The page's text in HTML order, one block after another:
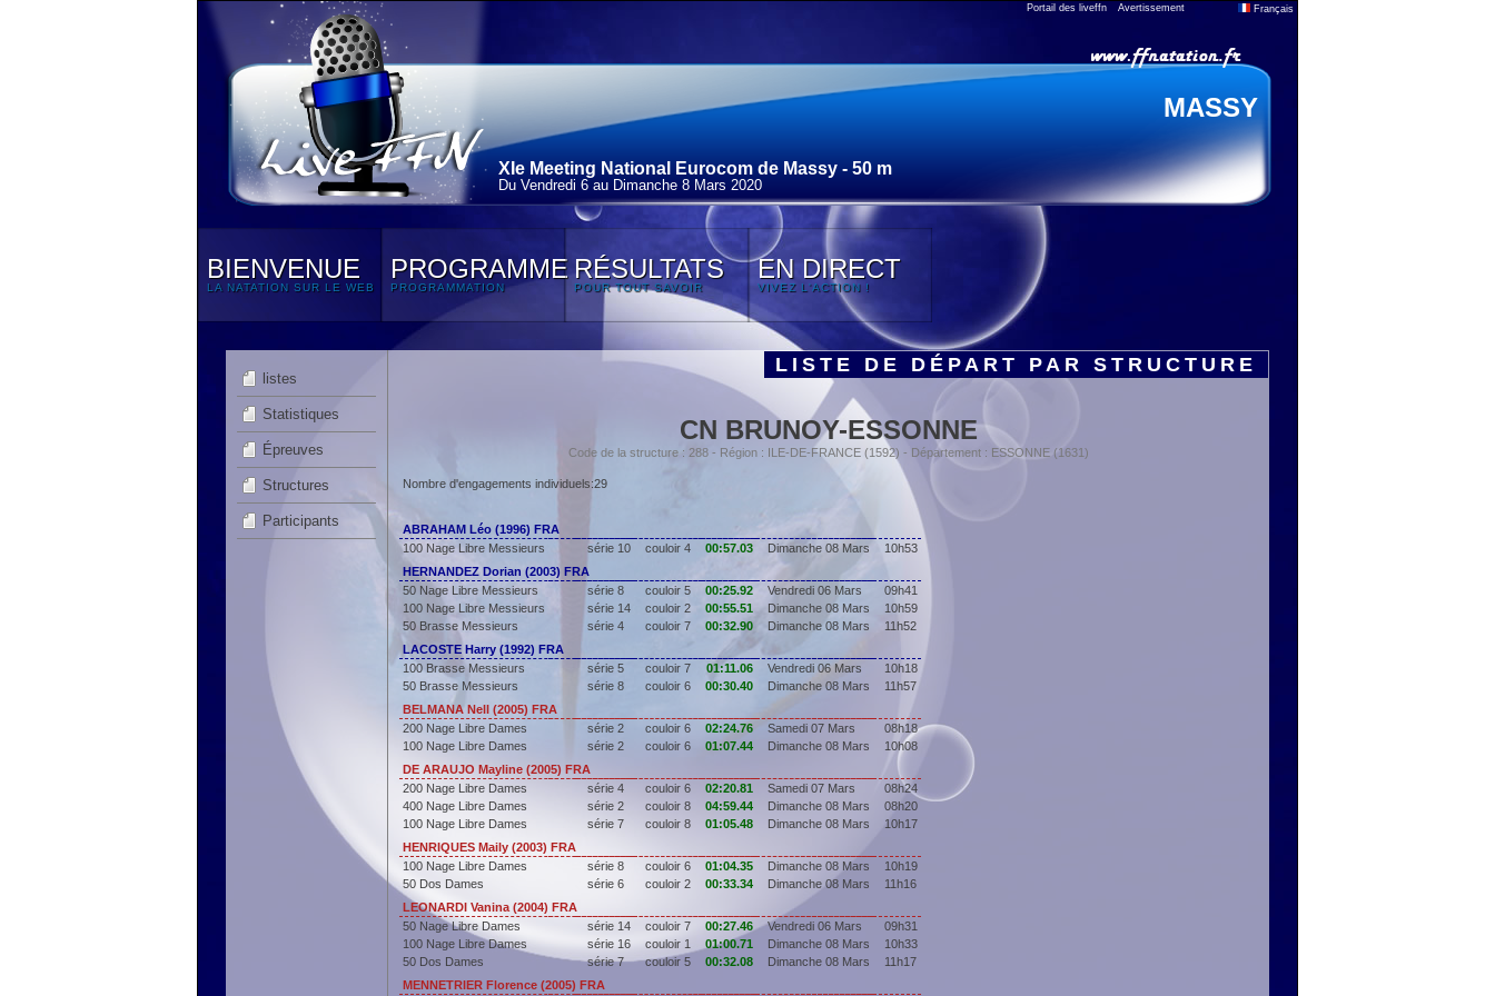
Portail des liveffn Avertissement Français
MASSY
XIe Meeting National Eurocom de Massy - 50 m
Du Vendredi 6 au Dimanche 8 Mars 2020
BIENVENUE
LA NATATION SUR LE WEB
PROGRAMME
PROGRAMMATION
RÉSULTATS
POUR TOUT SAVOIR
EN DIRECT
VIVEZ L'ACTION !
listes
Statistiques
Épreuves
Structures
Participants
LISTE DE DÉPART PAR STRUCTURE
CN BRUNOY-ESSONNE
Code de la structure : 288 - Région : ILE-DE-FRANCE (1592) - Département : ESSONNE (1631)
Nombre d'engagements individuels:29
ABRAHAM Léo (1996) FRA
100 Nage Libre Messieurs
série 10 couloir 4 00:57.03 Dimanche 08 Mars
10h53
HERNANDEZ Dorian (2003) FRA
50 Nage Libre Messieurs
série 8 couloir 5 00:25.92 Vendredi 06 Mars
09h41
100 Nage Libre Messieurs
série 14 couloir 2 00:55.51 Dimanche 08 Mars
10h59
50 Brasse Messieurs
série 4 couloir 7 00:32.90 Dimanche 08 Mars
11h52
LACOSTE Harry (1992) FRA
100 Brasse Messieurs
série 5 couloir 7 01:11.06 Vendredi 06 Mars
10h18
50 Brasse Messieurs
série 8 couloir 6 00:30.40 Dimanche 08 Mars
11h57
BELMANA Nell (2005) FRA
200 Nage Libre Dames
série 2 couloir 6 02:24.76 Samedi 07 Mars
08h18
100 Nage Libre Dames
série 2 couloir 6 01:07.44 Dimanche 08 Mars
10h08
DE ARAUJO Mayline (2005) FRA
200 Nage Libre Dames
série 4 couloir 6 02:20.81 Samedi 07 Mars
08h24
400 Nage Libre Dames
série 2 couloir 8 04:59.44 Dimanche 08 Mars
08h20
100 Nage Libre Dames
série 7 couloir 8 01:05.48 Dimanche 08 Mars
10h17
HENRIQUES Maily (2003) FRA
100 Nage Libre Dames
série 8 couloir 6 01:04.35 Dimanche 08 Mars
10h19
50 Dos Dames
série 6 couloir 2 00:33.34 Dimanche 08 Mars
11h16
LEONARDI Vanina (2004) FRA
50 Nage Libre Dames
série 14 couloir 7 00:27.46 Vendredi 06 Mars
09h31
100 Nage Libre Dames
série 16 couloir 1 01:00.71 Dimanche 08 Mars
10h33
50 Dos Dames
série 7 couloir 5 00:32.08 Dimanche 08 Mars
11h17
MENNETRIER Florence (2005) FRA